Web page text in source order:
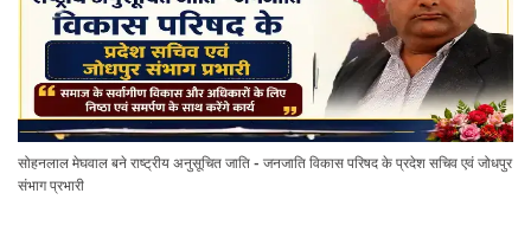
सोहनलाल मेघवाल बने राष्ट्रीय अनुसूचित जाति - जनजाति विकास परिषद के प्रदेश सचिव एवं जोधपुर
संभाग प्रभारी